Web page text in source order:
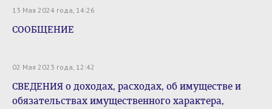
13 Мая 2024 года, 14:26
СООБЩЕНИЕ
02 Мая 2023 года, 12:42
СВЕДЕНИЯ о доходах, расходах, об имуществе и
обязательствах имущественного характера,